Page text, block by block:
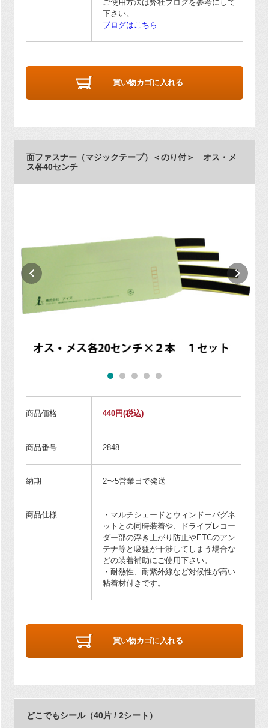
ご使用方法は弊社ブログを参考にして
下さい。
ブログはこちら
買い物カゴに入れる
面ファスナー（マジックテープ）＜のり付＞ オス・メ
ス各40センチ
商品価格 440円(税込)
商品番号 2848
納期 2〜5営業日で発送
商品仕様
・マルチシェードとウィンドーバグネ
ットとの同時装着や、ドライブレコー
ダー部の浮き上がり防止やETCのアン
テナ等と吸盤が干渉してしまう場合な
どの装着補助にご使用下さい。
・耐熱性、耐紫外線など対候性が高い
粘着材付きです。
買い物カゴに入れる
どこでもシール（40片 / 2シート）